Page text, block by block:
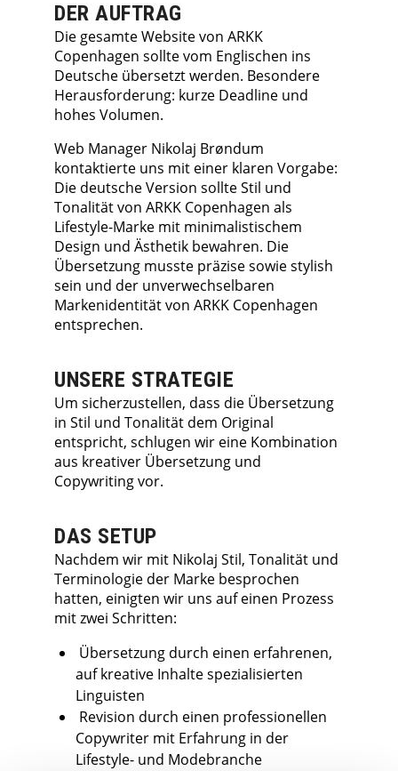
DER AUFTRAG
Die gesamte Website von ARKK
Copenhagen sollte vom Englischen ins
Deutsche übersetzt werden. Besondere
Herausforderung: kurze Deadline und
hohes Volumen.
Web Manager Nikolaj Brøndum
kontaktierte uns mit einer klaren Vorgabe:
Die deutsche Version sollte Stil und
Tonalität von ARKK Copenhagen als
Lifestyle-Marke mit minimalistischem
Design und Ästhetik bewahren. Die
Übersetzung musste präzise sowie stylish
sein und der unverwechselbaren
Markenidentität von ARKK Copenhagen
entsprechen.
UNSERE STRATEGIE
Um sicherzustellen, dass die Übersetzung
in Stil und Tonalität dem Original
entspricht, schlugen wir eine Kombination
aus kreativer Übersetzung und
Copywriting vor.
DAS SETUP
Nachdem wir mit Nikolaj Stil, Tonalität und
Terminologie der Marke besprochen
hatten, einigten wir uns auf einen Prozess
mit zwei Schritten:
Übersetzung durch einen erfahrenen,
auf kreative Inhalte spezialisierten
Linguisten
Revision durch einen professionellen
Copywriter mit Erfahrung in der
Lifestyle- und Modebranche